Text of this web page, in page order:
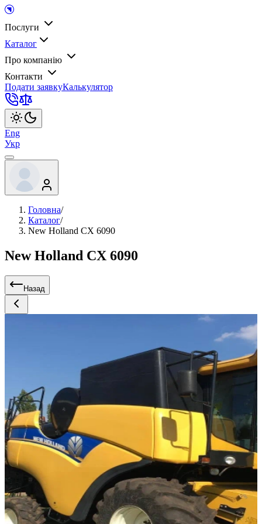
Послуги
Каталог
Про компанію
Контакти
Подати заявкуКалькулятор
Eng
Укр
Головна/
Каталог/
New Holland CX 6090
New Holland CX 6090
Назад